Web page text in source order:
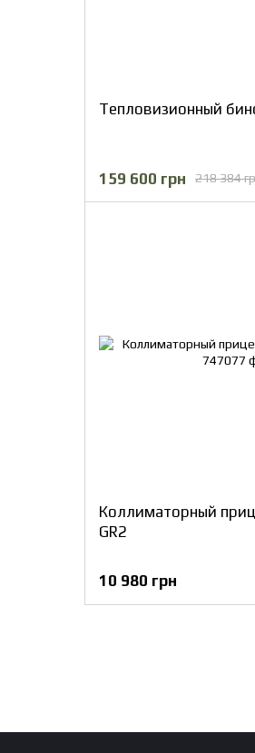
Тепловизионный
218 384
159 600 грн
Коллиматорный
GR2
10 980 грн